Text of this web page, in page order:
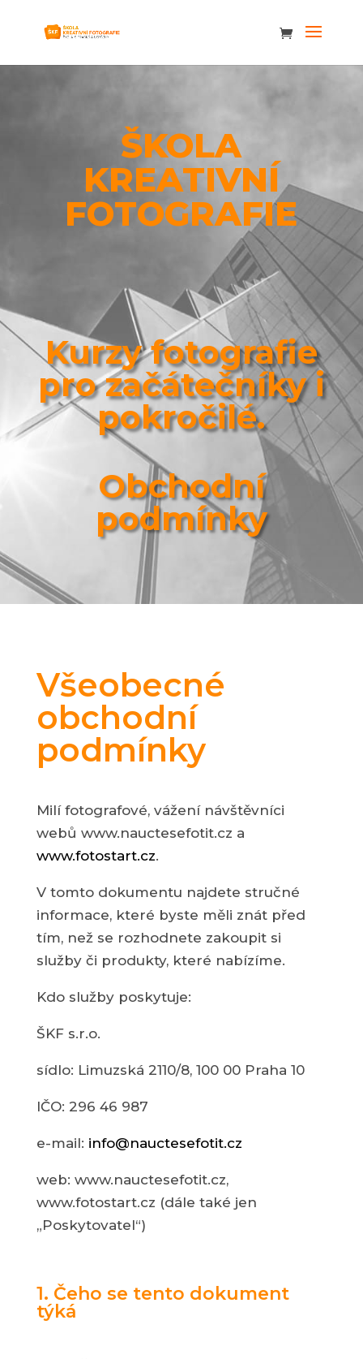
ŠKOLA
KREATIVNÍ
FOTOGRAFIE
Kurzy fotografie
pro začátečníky i
pokročilé.
Obchodní
podmínky
Všeobecné
obchodní
podmínky
Milí fotografové, vážení návštěvníci
webů www.nauctesefotit.cz a
www.fotostart.cz.
V tomto dokumentu najdete stručné
informace, které byste měli znát před
tím, než se rozhodnete zakoupit si
služby či produkty, které nabízíme.
Kdo služby poskytuje:
ŠKF s.r.o.
sídlo: Limuzská 2110/8, 100 00 Praha 10
IČO: 296 46 987
e-mail: info@nauctesefotit.cz
web: www.nauctesefotit.cz,
www.fotostart.cz (dále také jen
„Poskytovatel“)
1. Čeho se tento dokument
týká